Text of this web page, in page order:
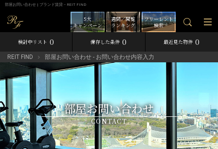
部屋お問い合わせ | ブランド賃貸－REIT FIND
フリーレント
検索
週間／閲覧
ランキング
5大
キャンペーン
検討中リスト 0 保存した条件 0 最近見た物件 0
REIT FIND 部屋お問い合わせ - お問い合わせ内容入力
部屋お問い合わせ
CONTACT